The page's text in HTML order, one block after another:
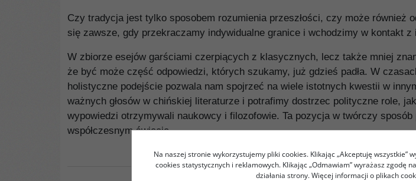
Czy tradycja jest tylko sposobem rozumienia przeszłości, czy może również
się zawsze, gdy przekraczamy indywidualne granice i wchodzimy w kontakt
W zbiorze esejów garściami czerpiących z klasycznych, lecz także mniej
że być może część odpowiedzi, których szukamy, już gdzieś padła. W
holistyczne podejście pozwala nam spojrzeć na wiele istotnych kwestii w
ważnych głosów w chińskiej literaturze i potrafimy dostrzec polityczne role,
wypowiedzi otrzymywali naukowcy i filozofowie. Ta pozycja w twórczy
współczesnym świecie.
Na naszej stronie wykorzystujemy pliki cookies. Klikając „Akceptuję
cookies statystycznych i reklamowych. Klikając „Odmawiam” wyrażasz zgodę
działania strony. Więcej informacji o plikach